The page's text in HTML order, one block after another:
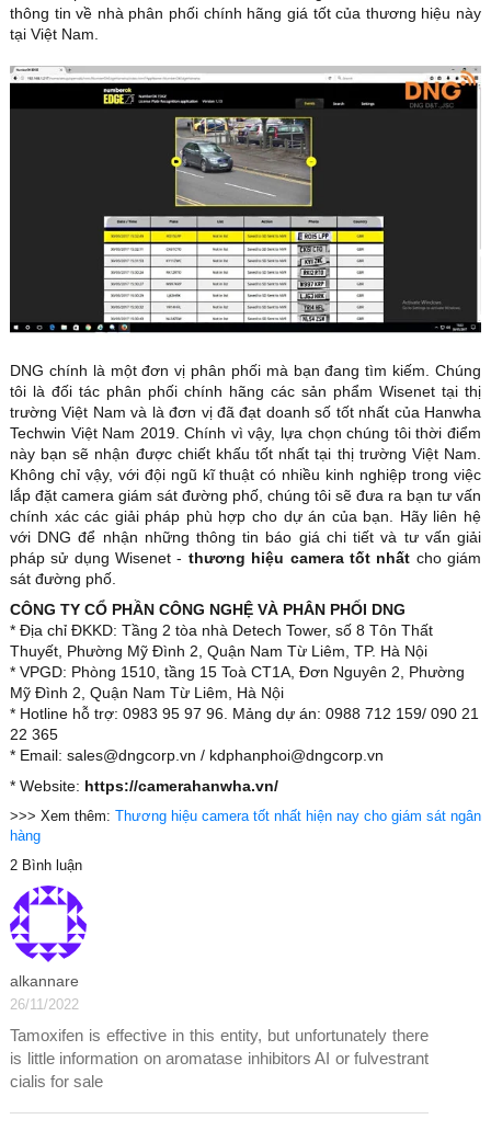
thông tin về nhà phân phối chính hãng giá tốt của thương hiệu này
tại Việt Nam.
DNG chính là một đơn vị phân phối mà bạn đang tìm kiếm. Chúng
tôi là đối tác phân phối chính hãng các sản phẩm Wisenet tại thị
trường Việt Nam và là đơn vị đã đạt doanh số tốt nhất của Hanwha
Techwin Việt Nam 2019. Chính vì vậy, lựa chọn chúng tôi thời điểm
này bạn sẽ nhận được chiết khấu tốt nhất tại thị trường Việt Nam.
Không chỉ vậy, với đội ngũ kĩ thuật có nhiều kinh nghiệp trong việc
lắp đặt camera giám sát đường phố, chúng tôi sẽ đưa ra bạn tư vấn
chính xác các giải pháp phù hợp cho dự án của bạn. Hãy liên hệ
với DNG để nhận những thông tin báo giá chi tiết và tư vấn giải
pháp sử dụng Wisenet - thương hiệu camera tốt nhất cho giám
sát đường phố.
CÔNG TY CỔ PHẦN CÔNG NGHỆ VÀ PHÂN PHỐI DNG
* Địa chỉ ĐKKD: Tầng 2 tòa nhà Detech Tower, số 8 Tôn Thất
Thuyết, Phường Mỹ Đình 2, Quận Nam Từ Liêm, TP. Hà Nội
* VPGD: Phòng 1510, tầng 15 Toà CT1A, Đơn Nguyên 2, Phường
Mỹ Đình 2, Quận Nam Từ Liêm, Hà Nội
* Hotline hỗ trợ: 0983 95 97 96. Mảng dự án: 0988 712 159/ 090 21
22 365
* Email: sales@dngcorp.vn / kdphanphoi@dngcorp.vn
* Website: https://camerahanwha.vn/
>>> Xem thêm: Thương hiệu camera tốt nhất hiện nay cho giám sát ngân
hàng
2 Bình luận
alkannare
26/11/2022
Tamoxifen is effective in this entity, but unfortunately there
is little information on aromatase inhibitors AI or fulvestrant
cialis for sale